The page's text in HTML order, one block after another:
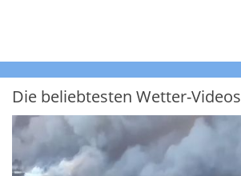
Die beliebtesten Wetter-Videos